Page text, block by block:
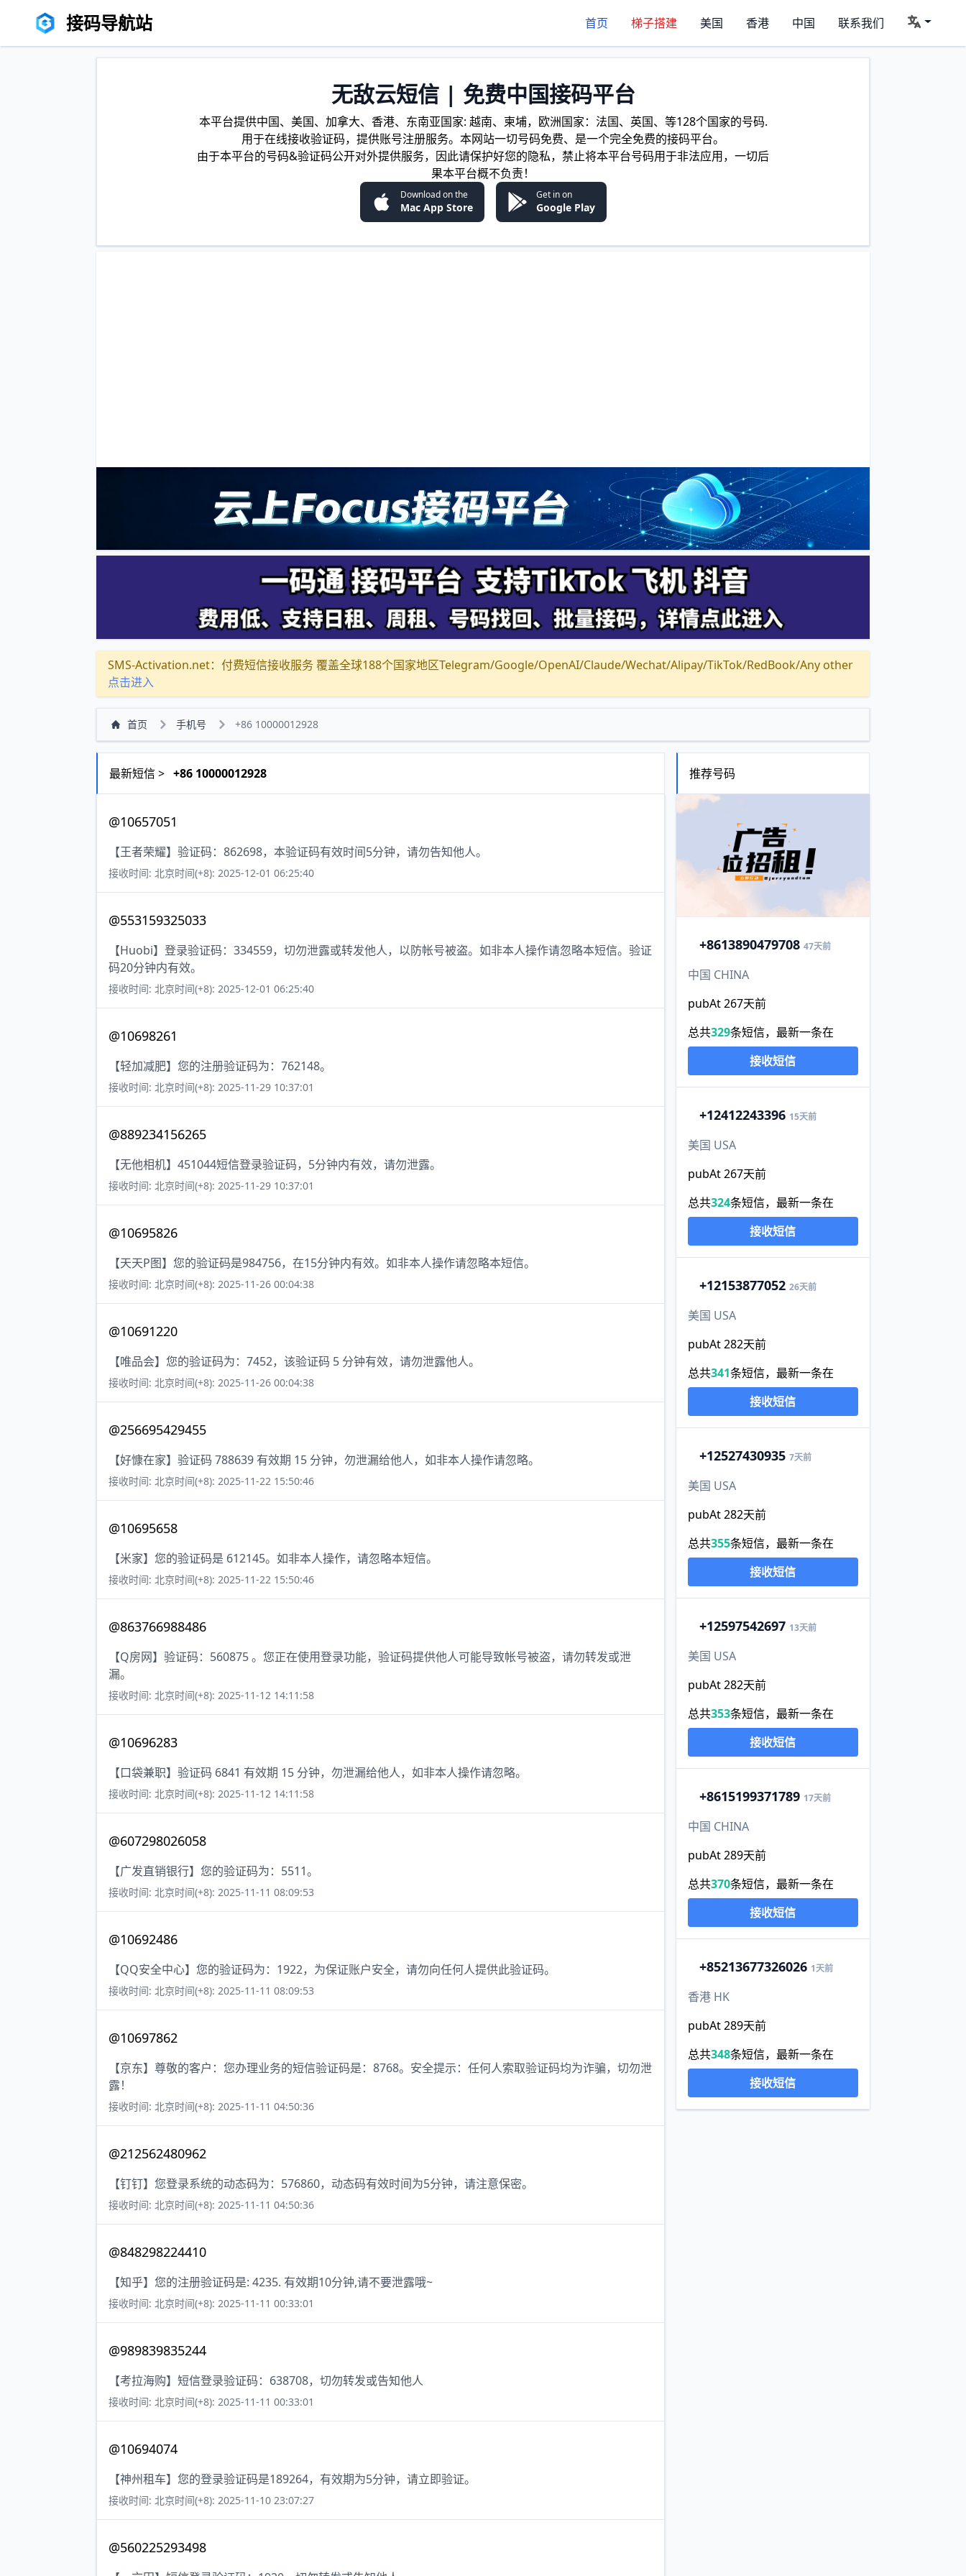
接码导航站 首页 梯子搭建 美国 香港 中国 联系我们
无敌云短信 | 免费中国接码平台
本平台提供中国、美国、加拿大、香港、东南亚国家: 越南、柬埔，欧洲国家：法国、英国、等128个国家的号码.
用于在线接收验证码，提供账号注册服务。本网站一切号码免费、是一个完全免费的接码平台。
由于本平台的号码&验证码公开对外提供服务，因此请保护好您的隐私，禁止将本平台号码用于非法应用，一切后
果本平台概不负责！
Download on the
Mac App Store
Get in on
Google Play
SMS-Activation.net：付费短信接收服务 覆盖全球188个国家地区Telegram/Google/OpenAI/Claude/Wechat/Alipay/TikTok/RedBook/Any other
点击进入
首页 手机号 +86 10000012928
最新短信 > +86 10000012928
@10657051
【王者荣耀】验证码：862698，本验证码有效时间5分钟，请勿告知他人。
接收时间: 北京时间(+8): 2025-12-01 06:25:40
@553159325033
【Huobi】登录验证码：334559，切勿泄露或转发他人，以防帐号被盗。如非本人操作请忽略本短信。验证
码20分钟内有效。
接收时间: 北京时间(+8): 2025-12-01 06:25:40
@10698261
【轻加减肥】您的注册验证码为：762148。
接收时间: 北京时间(+8): 2025-11-29 10:37:01
@889234156265
【无他相机】451044短信登录验证码，5分钟内有效，请勿泄露。
接收时间: 北京时间(+8): 2025-11-29 10:37:01
@10695826
【天天P图】您的验证码是984756，在15分钟内有效。如非本人操作请忽略本短信。
接收时间: 北京时间(+8): 2025-11-26 00:04:38
@10691220
【唯品会】您的验证码为：7452，该验证码 5 分钟有效，请勿泄露他人。
接收时间: 北京时间(+8): 2025-11-26 00:04:38
@256695429455
【好慷在家】验证码 788639 有效期 15 分钟，勿泄漏给他人，如非本人操作请忽略。
接收时间: 北京时间(+8): 2025-11-22 15:50:46
@10695658
【米家】您的验证码是 612145。如非本人操作，请忽略本短信。
接收时间: 北京时间(+8): 2025-11-22 15:50:46
@863766988486
【Q房网】验证码：560875 。您正在使用登录功能，验证码提供他人可能导致帐号被盗，请勿转发或泄
漏。
接收时间: 北京时间(+8): 2025-11-12 14:11:58
@10696283
【口袋兼职】验证码 6841 有效期 15 分钟，勿泄漏给他人，如非本人操作请忽略。
接收时间: 北京时间(+8): 2025-11-12 14:11:58
@607298026058
【广发直销银行】您的验证码为：5511。
接收时间: 北京时间(+8): 2025-11-11 08:09:53
@10692486
【QQ安全中心】您的验证码为：1922，为保证账户安全，请勿向任何人提供此验证码。
接收时间: 北京时间(+8): 2025-11-11 08:09:53
@10697862
【京东】尊敬的客户：您办理业务的短信验证码是：8768。安全提示：任何人索取验证码均为诈骗，切勿泄
露！
接收时间: 北京时间(+8): 2025-11-11 04:50:36
@212562480962
【钉钉】您登录系统的动态码为：576860，动态码有效时间为5分钟，请注意保密。
接收时间: 北京时间(+8): 2025-11-11 04:50:36
@848298224410
【知乎】您的注册验证码是: 4235. 有效期10分钟,请不要泄露哦~
接收时间: 北京时间(+8): 2025-11-11 00:33:01
@989839835244
【考拉海购】短信登录验证码：638708，切勿转发或告知他人
接收时间: 北京时间(+8): 2025-11-11 00:33:01
@10694074
【神州租车】您的登录验证码是189264，有效期为5分钟，请立即验证。
接收时间: 北京时间(+8): 2025-11-10 23:07:27
@560225293498
推荐号码
+8613890479708 47天前
中国 CHINA
pubAt 267天前
总共329条短信，最新一条在
接收短信
+12412243396 15天前
美国 USA
pubAt 267天前
总共324条短信，最新一条在
接收短信
+12153877052 26天前
美国 USA
pubAt 282天前
总共341条短信，最新一条在
接收短信
+12527430935 7天前
美国 USA
pubAt 282天前
总共355条短信，最新一条在
接收短信
+12597542697 13天前
美国 USA
pubAt 282天前
总共353条短信，最新一条在
接收短信
+8615199371789 17天前
中国 CHINA
pubAt 289天前
总共370条短信，最新一条在
接收短信
+85213677326026 1天前
香港 HK
pubAt 289天前
总共348条短信，最新一条在
接收短信